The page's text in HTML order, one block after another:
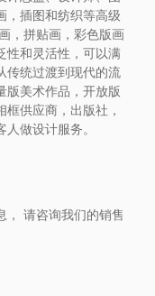
，插图和纺织等高级
，拼贴画，彩色版画
性和灵活性，可以满
传统过渡到现代的流
版美术作品，开放版
供应商，出版社，
做设计服务。
， 请咨询我们的销售